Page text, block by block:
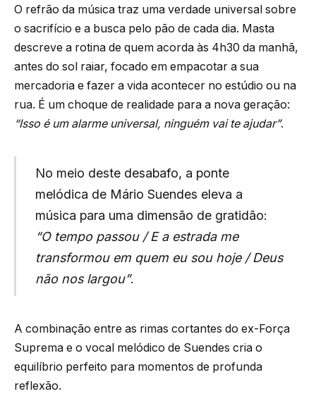
O refrão da música traz uma verdade universal sobre
o sacrifício e a busca pelo pão de cada dia. Masta
descreve a rotina de quem acorda às 4h30 da manhã,
antes do sol raiar, focado em empacotar a sua
mercadoria e fazer a vida acontecer no estúdio ou na
rua. É um choque de realidade para a nova geração:
“Isso é um alarme universal, ninguém vai te ajudar”.
No meio deste desabafo, a ponte
melódica de Mário Suendes eleva a
música para uma dimensão de gratidão:
“O tempo passou / E a estrada me
transformou em quem eu sou hoje / Deus
não nos largou”.
A combinação entre as rimas cortantes do ex-Força
Suprema e o vocal melódico de Suendes cria o
equilíbrio perfeito para momentos de profunda
reflexão.